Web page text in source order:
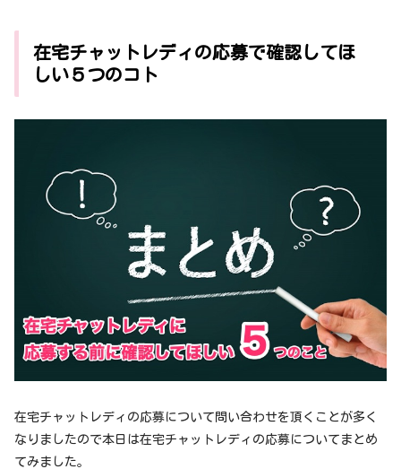
在宅チャットレディの応募で確認してほ
しい５つのコト
在宅チャットレディの応募について問い合わせを頂くことが多く
なりましたので本日は在宅チャットレディの応募についてまとめ
てみました。